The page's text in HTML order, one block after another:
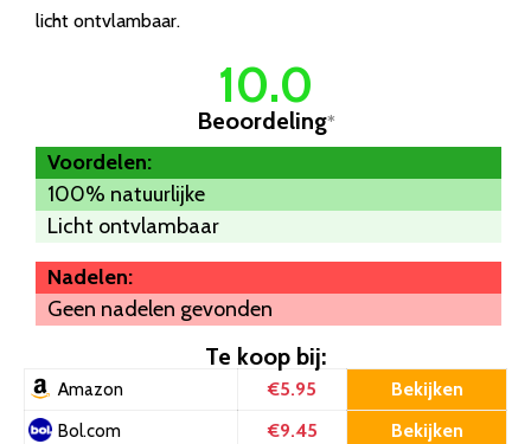
licht ontvlambaar.
10.0
Beoordeling*
Voordelen:
100% natuurlijke
Licht ontvlambaar
Nadelen:
Geen nadelen gevonden
Te koop bij:
Amazon €5.95 Bekijken
Bol.com €9.45 Bekijken